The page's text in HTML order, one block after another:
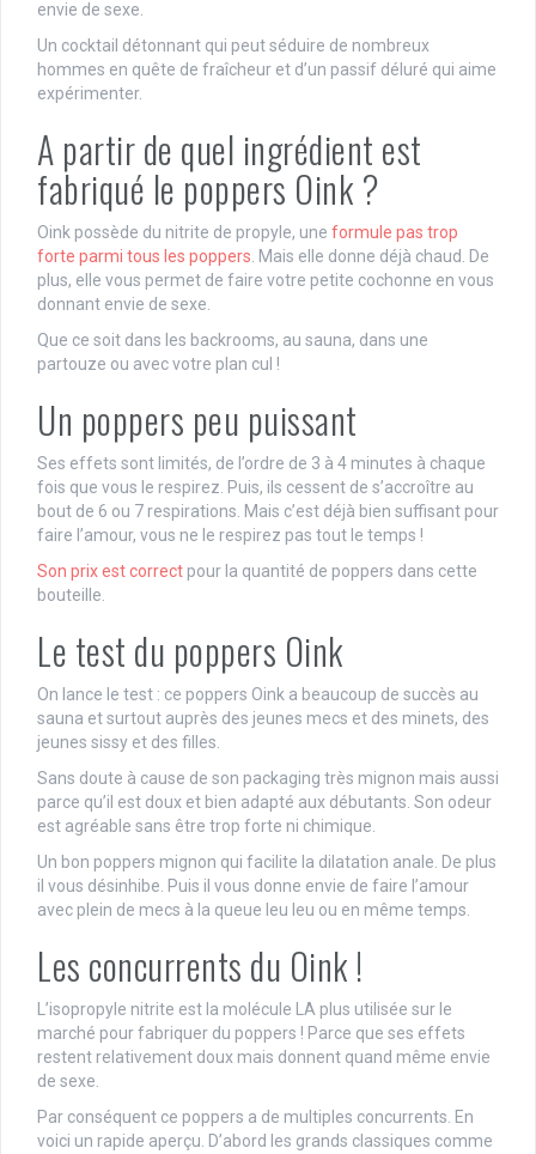
envie de sexe.
Un cocktail détonnant qui peut séduire de nombreux
hommes en quête de fraîcheur et d’un passif déluré qui aime
expérimenter.
A partir de quel ingrédient est
fabriqué le poppers Oink ?
Oink possède du nitrite de propyle, une formule pas trop
forte parmi tous les poppers . Mais elle donne déjà chaud. De
plus, elle vous permet de faire votre petite cochonne en vous
donnant envie de sexe.
Que ce soit dans les backrooms, au sauna, dans une
partouze ou avec votre plan cul !
Un poppers peu puissant
Ses effets sont limités, de l’ordre de 3 à 4 minutes à chaque
fois que vous le respirez. Puis, ils cessent de s’accroître au
bout de 6 ou 7 respirations. Mais c’est déjà bien suffisant pour
faire l’amour, vous ne le respirez pas tout le temps !
Son prix est correct pour la quantité de poppers dans cette
bouteille.
Le test du poppers Oink
On lance le test : ce poppers Oink a beaucoup de succès au
sauna et surtout auprès des jeunes mecs et des minets, des
jeunes sissy et des filles.
Sans doute à cause de son packaging très mignon mais aussi
parce qu’il est doux et bien adapté aux débutants. Son odeur
est agréable sans être trop forte ni chimique.
Un bon poppers mignon qui facilite la dilatation anale. De plus
il vous désinhibe. Puis il vous donne envie de faire l’amour
avec plein de mecs à la queue leu leu ou en même temps.
Les concurrents du Oink !
L’isopropyle nitrite est la molécule LA plus utilisée sur le
marché pour fabriquer du poppers ! Parce que ses effets
restent relativement doux mais donnent quand même envie
de sexe.
Par conséquent ce poppers a de multiples concurrents. En
voici un rapide aperçu. D’abord les grands classiques comme